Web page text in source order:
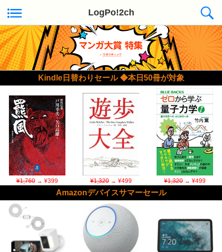
LogPo!2ch
Kindle日替わりセール ◆本日50冊が対象
¥1,760→ ¥399 ¥1,320→ ¥499 ¥1,320→ ¥499
Amazonデバイスサマーセール